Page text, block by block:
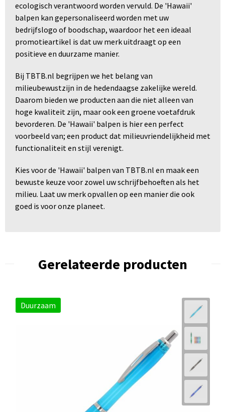
ecologisch verantwoord worden vervuld. De 'Hawaii'
balpen kan gepersonaliseerd worden met uw
bedrijfslogo of boodschap, waardoor het een ideaal
promotieartikel is dat uw merk uitdraagt op een
positieve en duurzame manier.
Bij TBTB.nl begrijpen we het belang van
milieubewustzijn in de hedendaagse zakelijke wereld.
Daarom bieden we producten aan die niet alleen van
hoge kwaliteit zijn, maar ook een groene voetafdruk
bevorderen. De 'Hawaii' balpen is hier een perfect
voorbeeld van; een product dat milieuvriendelijkheid met
functionaliteit en stijl verenigt.
Kies voor de 'Hawaii' balpen van TBTB.nl en maak een
bewuste keuze voor zowel uw schrijfbehoeften als het
milieu. Laat uw merk opvallen op een manier die ook
goed is voor onze planeet.
Gerelateerde producten
Duurzaam